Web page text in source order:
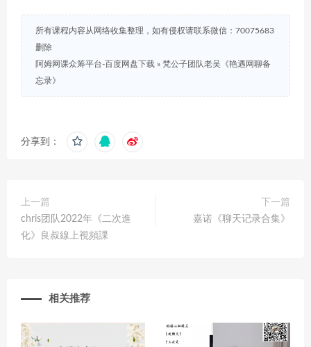
所有课程内容从网络收集整理，如有侵权请联系微信：70075683
删除
阿姆网课众筹平台-百度网盘下载 » 梵公子团队老吴《艳遇网聊备
忘录》
分享到：
上一篇
chris团队2022年《二次進
化》良叔線上視頻課
下一篇
嘉诺《聊天记录合集》
相关推荐